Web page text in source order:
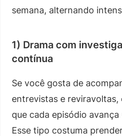
semana, alternando
1) Drama com
contínua
Se você gosta de
entrevistas e reviravoltas,
que cada episódio
Esse tipo costuma